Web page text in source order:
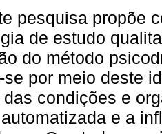
pesquisa propõe
de estudo
do método
se por meio deste
condições e
e a